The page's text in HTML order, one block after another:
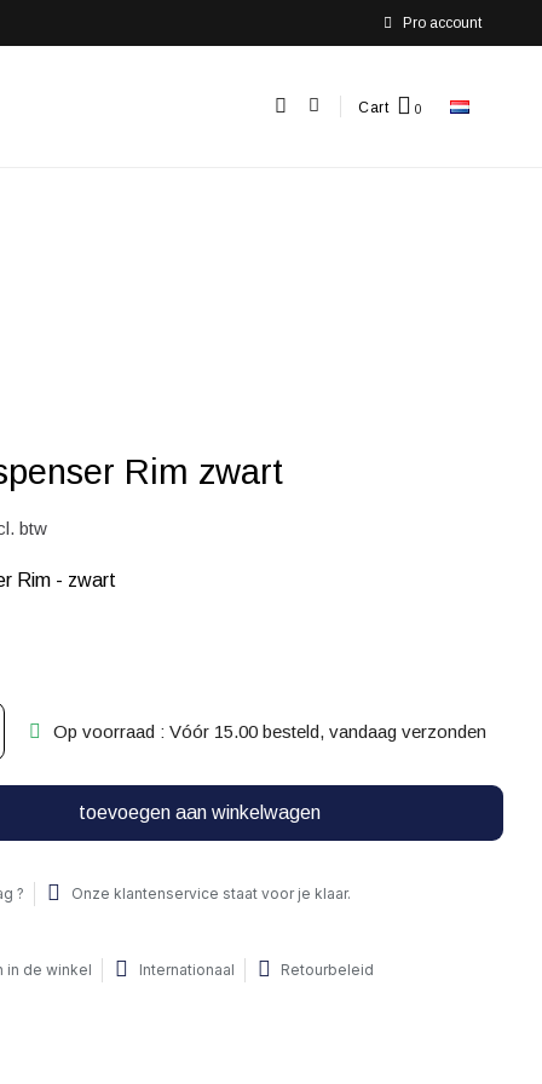
Pro account
Cart
Rim zwart
btw
Rim - zwart
Op voorraad : Vóór 15.00 besteld, vandaag verzonden
toevoegen aan winkelwagen
? Onze klantenservice staat voor je klaar.
in de winkel Internationaal Retourbeleid